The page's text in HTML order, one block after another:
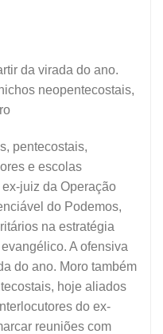
da virada do ano.
neopentecostais,
pentecostais,
e escolas
juiz da Operação
do Podemos,
na estratégia
A ofensiva
do ano. Moro também
hoje aliados
do ex-
reuniões com